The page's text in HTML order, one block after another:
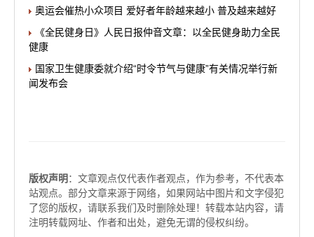
奥运会催热小众项目 爱好者年龄越来越小 普及越来越好
《全民健身日》人民日报仲音文章：以全民健身助力全民
健康
国家卫生健康委就介绍“时令节气与健康”有关情况举行新
闻发布会
版权声明 ：文章观点仅代表作者观点，作为参考，不代表本
站观点。部分文章来源于网络，如果网站中图片和文字侵犯
了您的版权，请联系我们及时删除处理！转载本站内容，请
注明转载网址、作者和出处，避免无谓的侵权纠纷。